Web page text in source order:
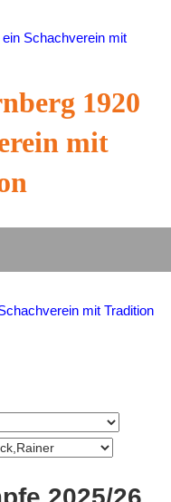
1920
mit